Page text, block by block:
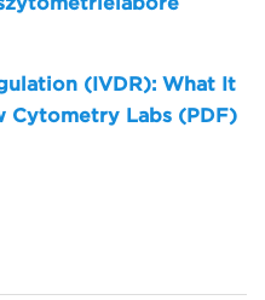
(IVDR): What It
Cytometry Labs (PDF)